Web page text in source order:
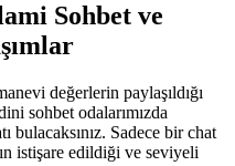
Sohbet ve
değerlerin paylaşıldığı
sohbet odalarımızda
bulacaksınız. Sadece bir chat
istişare edildiği ve seviyeli